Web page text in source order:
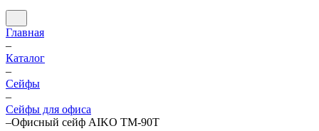
Главная
–
Каталог
–
Cейфы
–
Cейфы для офиса
–Офисный сейф AIKO TM-90T